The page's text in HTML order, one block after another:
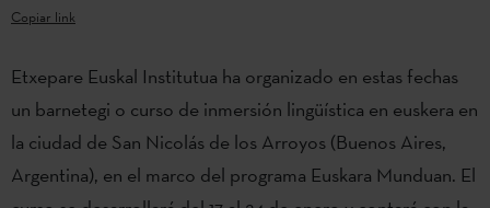
Copiar link
Etxepare Euskal Institutua ha organizado en estas fechas
un barnetegi o curso de inmersión lingüística en euskera en
la ciudad de San Nicolás de los Arroyos (Buenos Aires,
Argentina), en el marco del programa Euskara Munduan. El